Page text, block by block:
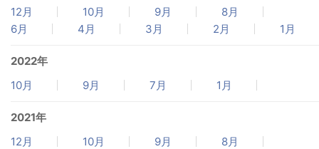
12月
10月 9月
8月
6月
4月 3月 2月 1月
2022年
10月
9月 7月 1月
2021年
12月
10月 9月
8月